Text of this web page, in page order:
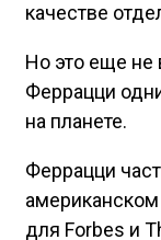
качестве
Но это еще не
Феррацци
на планете.
Феррацци
американском
для Forbes и